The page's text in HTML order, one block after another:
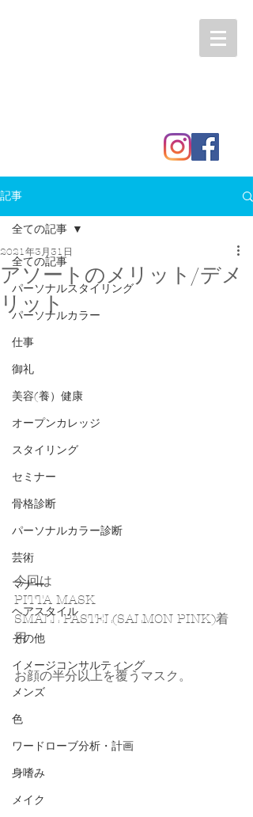
記事
全ての記事
パーソナルスタイリング
パーソナルカラー
仕事
御礼
美容(養）健康
オープンカレッジ
スタイリング
セミナー
骨格診断
パーソナルカラー診断
芸術
マナー
ヘアスタイル
その他
イメージコンサルティング
メンズ
色
ワードローブ分析・計画
身嗜み
メイク
全ての記事
アソートのメリット/デメ
リット
2021年3月31日
今回は
PITTA MASK
SMALL PASTEL(SALMON PINK)着
用
お顔の半分以上を覆うマスク。